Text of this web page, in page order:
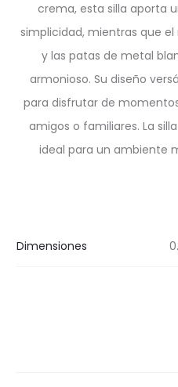
crema, esta silla aporta
simplicidad, mientras que
y las patas de metal
armonioso. Su diseño
para disfrutar de
amigos o familiares. La
ideal para un ambiente
Dimensiones